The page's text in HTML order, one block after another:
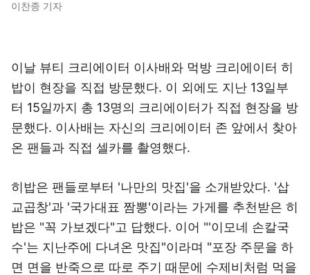
이찬종 기자
이날 뷰티 크리에이터 이사배와 먹방 크리에이터 히
밥이 현장을 직접 방문했다. 이 외에도 지난 13일부
터 15일까지 총 13명의 크리에이터가 직접 현장을 방
문했다. 이사배는 자신의 크리에이터 존 앞에서 찾아
온 팬들과 직접 셀카를 촬영했다.
히밥은 팬들로부터 '나만의 맛집'을 소개받았다. '삽
교곱창'과 '국가대표 짬뽕'이라는 가게를 추천받은 히
밥은 "꼭 가보겠다"고 답했다. 이어 "'이모네 손칼국
수'는 지난주에 다녀온 맛집"이라며 "포장 주문을 하
면 면을 반죽으로 따로 주기 때문에 수제비처럼 먹을